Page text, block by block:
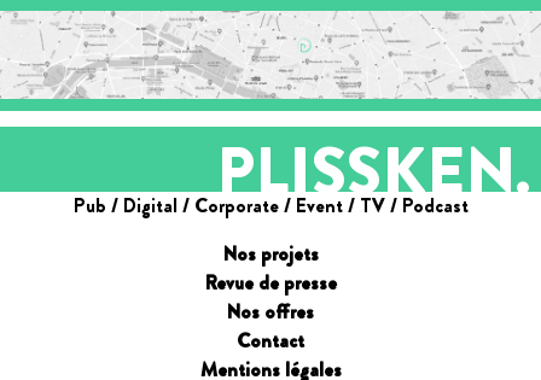
PLISSKEN.
Pub / Digital / Corporate / Event / TV / Podcast
Nos projets
Revue de presse
Nos offres
Contact
Mentions légales